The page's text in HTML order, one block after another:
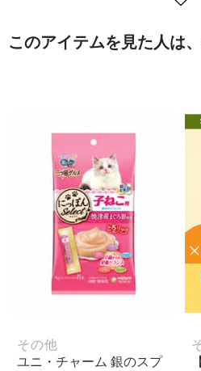
このアイテムを見た人は
その他
ユニ・チャーム 銀のスプ